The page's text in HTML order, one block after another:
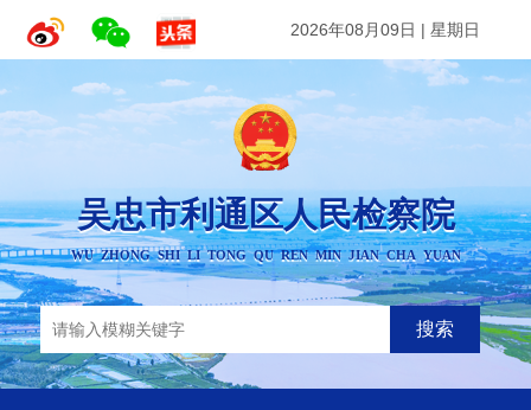
2026年08月09日 | 星期日
吴忠市利通区人民检察院
WU ZHONG SHI LI TONG QU REN MIN JIAN CHA YUAN
搜索